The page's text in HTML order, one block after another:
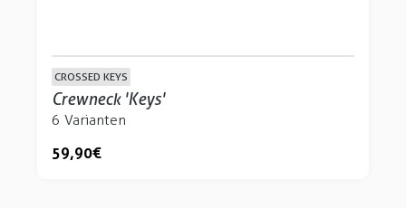
CROSSED KEYS
Crewneck 'Keys'
6 Varianten
59,90 €